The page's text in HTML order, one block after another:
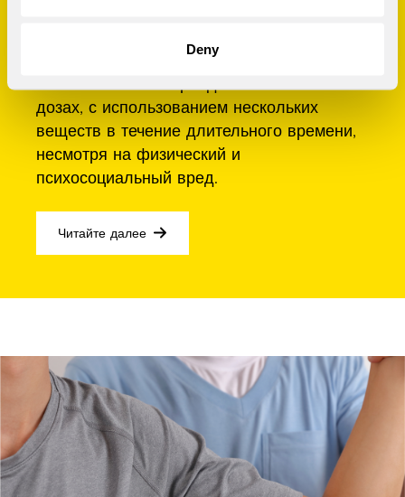
Deny
выражается в хроническом употреблении
дозах, с использованием нескольких
веществ в течение длительного времени,
несмотря на физический и
психосоциальный вред.
Читайте далее